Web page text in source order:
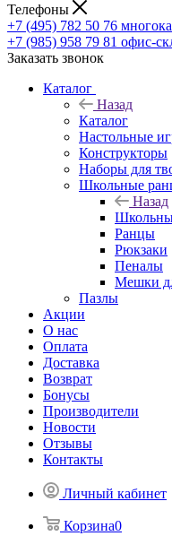
Телефоны
+7 (495) 782 50 76
+7 (985) 958 79 81 офис-
Заказать звонок
Каталог
Назад
Каталог
Настольные
Конструкторы
Наборы для
Школьные
Назад
Ранцы
Рюкзаки
Пеналы
Мешки
Пазлы
Акции
О нас
Оплата
Доставка
Возврат
Бонусы
Производители
Новости
Отзывы
Контакты
Личный кабинет
Корзина0